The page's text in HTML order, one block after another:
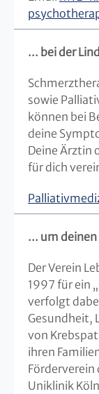
... bei der
sowie
können bei
deine
Deine Ärztin
für dich
... um
Der Verein
1997 für ein
verfolgt
Gesundheit,
von
ihren
Förderverein
Uniklinik